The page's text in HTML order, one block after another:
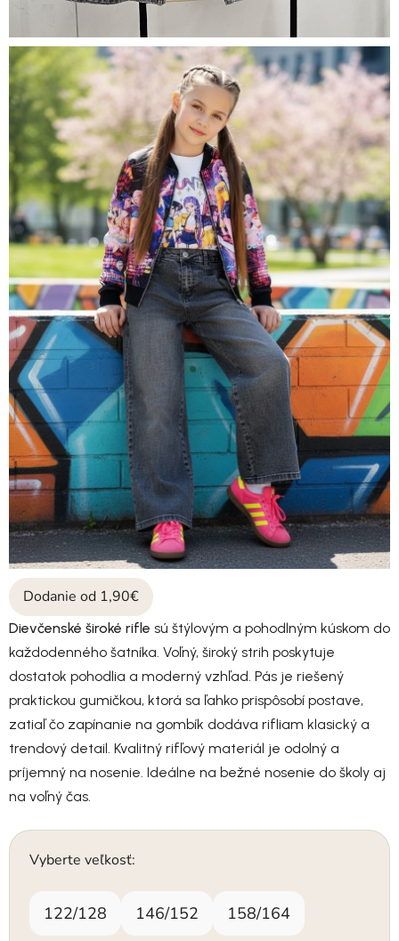
Dodanie od 1,90€
Dievčenské široké rifle sú štýlovým a pohodlným kúskom do
každodenného šatníka. Voľný, široký strih poskytuje
dostatok pohodlia a moderný vzhľad. Pás je riešený
praktickou gumičkou, ktorá sa ľahko prispôsobí postave,
zatiaľ čo zapínanie na gombík dodáva rifliam klasický a
trendový detail. Kvalitný rifľový materiál je odolný a
príjemný na nosenie. Ideálne na bežné nosenie do školy aj
na voľný čas.
Vyberte veľkosť:
122/128 146/152 158/164